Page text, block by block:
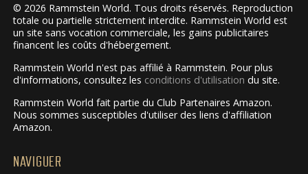
© 2026 Rammstein World. Tous droits réservés. Reproduction
totale ou partielle strictement interdite. Rammstein World est
un site sans vocation commerciale, les gains publicitaires
financent les coûts d'hébergement.
Rammstein World n'est pas affilié à Rammstein. Pour plus
d'informations, consultez les conditions d'utilisation du site.
Rammstein World fait partie du Club Partenaires Amazon.
Nous sommes susceptibles d'utiliser des liens d'affiliation
Amazon.
NAVIGUER